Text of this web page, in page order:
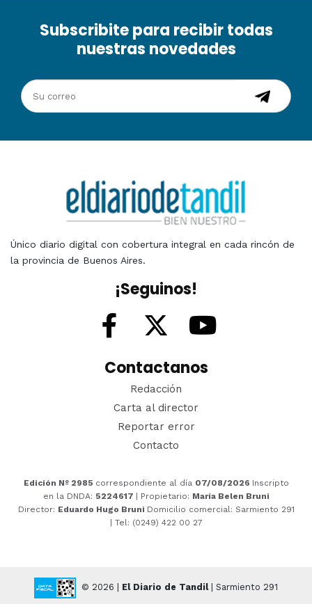
Subscribite para recibir todas
nuestras novedades
Único diario digital con cobertura integral en cada rincón de
la provincia de Buenos Aires.
¡Seguinos!
Contactanos
Redacción
Carta al director
Reportar error
Contacto
Edición Nº 2985 correspondiente al día 07/08/2026 Inscripto
en la DNDA: 5224617 | Propietario: María Belen Bruni
Director: Eduardo Hugo Bruni Domicilio comercial: Sarmiento 291
| Tel: (0249) 422 00 27
© 2026 | El Diario de Tandil| Sarmiento 291